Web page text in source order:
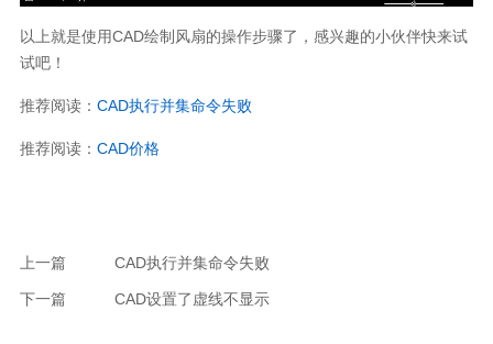
以上就是使用CAD绘制风扇的操作步骤了，感兴趣的小伙伴快来试
试吧！
推荐阅读： CAD执行并集命令失败
推荐阅读： CAD价格
上一篇 CAD执行并集命令失败
下一篇 CAD设置了虚线不显示